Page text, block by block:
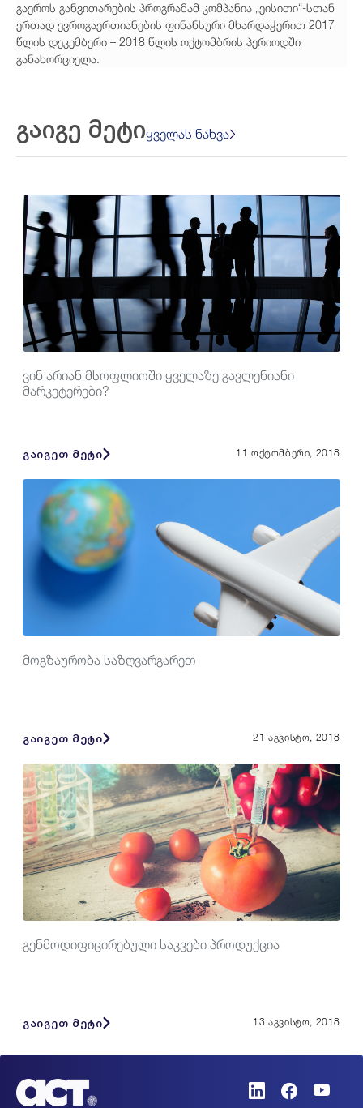
გაეროს განვითარების პროგრამამ კომპანია „ეისითი“-სთან
ერთად ევროგაერთიანების ფინანსური მხარდაჭერით 2017
წლის დეკემბერი – 2018 წლის ოქტომბრის პერიოდში
განახორციელა.
გაიგე მეტიყველას ნახვა
ვინ არიან მსოფლიოში ყველაზე გავლენიანი
მარკეტერები?
გაიგეთ მეტი 11 ოქტომბერი, 2018
მოგზაურობა საზღვარგარეთ
გაიგეთ მეტი 21 აგვისტო, 2018
გენმოდიფიცირებული საკვები პროდუქცია
გაიგეთ მეტი 13 აგვისტო, 2018